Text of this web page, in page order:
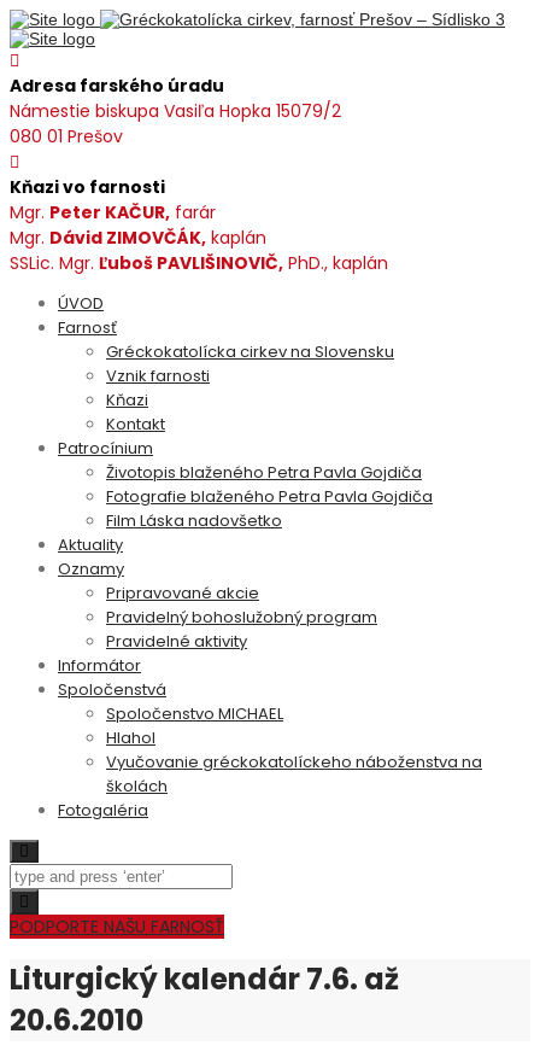
Adresa farského úradu
Námestie biskupa Vasiľa Hopka 15079/2
080 01 Prešov
Kňazi vo farnosti
Mgr. Peter KAČUR, farár
Mgr. Dávid ZIMOVČÁK, kaplán
SSLic. Mgr. Ľuboš PAVLIŠINOVIČ, PhD., kaplán
ÚVOD
Farnosť
Gréckokatolícka cirkev na Slovensku
Vznik farnosti
Kňazi
Kontakt
Patrocínium
Životopis blaženého Petra Pavla Gojdiča
Fotografie blaženého Petra Pavla Gojdiča
Film Láska nadovšetko
Aktuality
Oznamy
Pripravované akcie
Pravidelný bohoslužobný program
Pravidelné aktivity
Informátor
Spoločenstvá
Spoločenstvo MICHAEL
Hlahol
Vyučovanie gréckokatolíckeho náboženstva na
školách
Fotogaléria
Toggle
navigation
PODPORTE NAŠU FARNOSŤ
Liturgický kalendár 7.6. až
20.6.2010